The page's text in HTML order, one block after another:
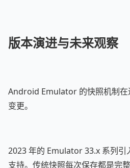
版本演进与未来观察
Android Emulator 的快照机制在
变更。
2023 年的 Emulator 33.x 系列引
支持。传统快照每次保存都是完